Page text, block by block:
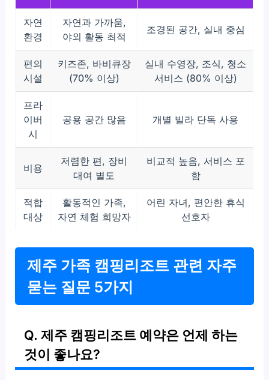
자연
환경
자연과 가까움,
야외 활동 최적
조경된 공간, 실내 중심
편의
시설
키즈존, 바비큐장
(70% 이상)
실내 수영장, 조식, 청소
서비스 (80% 이상)
프라
이버
시
공용 공간 많음 개별 빌라 단독 사용
비용
저렴한 편, 장비
대여 별도
비교적 높음, 서비스 포
함
적합
대상
활동적인 가족,
자연 체험 희망자
어린 자녀, 편안한 휴식
선호자
제주 가족 캠핑리조트 관련 자주
묻는 질문 5가지
Q. 제주 캠핑리조트 예약은 언제 하는
것이 좋나요?